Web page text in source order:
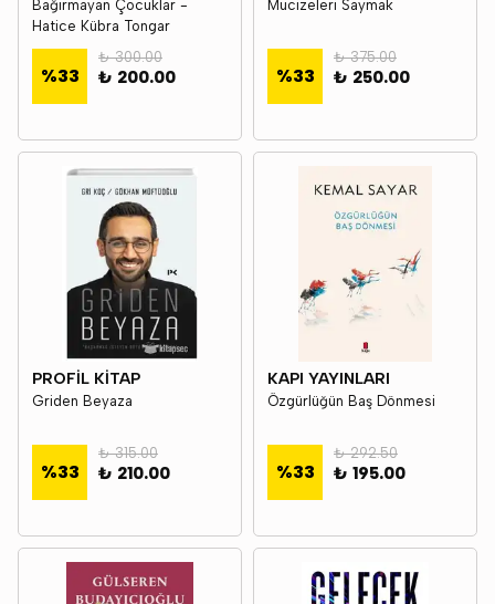
Bağırmayan Çocuklar -
Hatice Kübra Tongar
%33
₺ 300.00
₺ 200.00
Mucizeleri Saymak
%33
₺ 375.00
₺ 250.00
PROFİL KİTAP
Griden Beyaza
%33
₺ 315.00
₺ 210.00
KAPI YAYINLARI
Özgürlüğün Baş Dönmesi
%33
₺ 292.50
₺ 195.00